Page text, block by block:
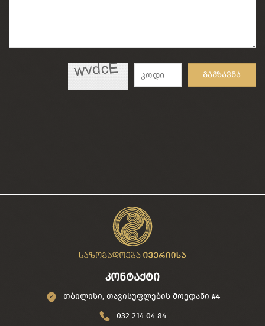
გაგზავნა
კონტაქტი
თბილისი, თავისუფლების მოედანი #4
032 214 04 84